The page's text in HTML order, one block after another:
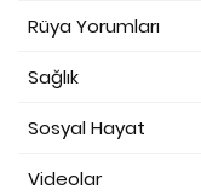
Rüya Yorumları
Sağlık
Sosyal Hayat
Videolar